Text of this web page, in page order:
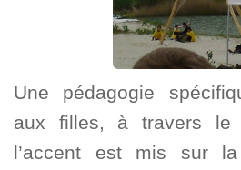
Une pédagogie
aux filles, à travers le
l’accent est mis sur